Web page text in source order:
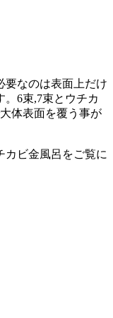
要なのは表面上だけ
。6束,7束とウチカ
体表面を覆う事が
カビ金風呂をご覧に